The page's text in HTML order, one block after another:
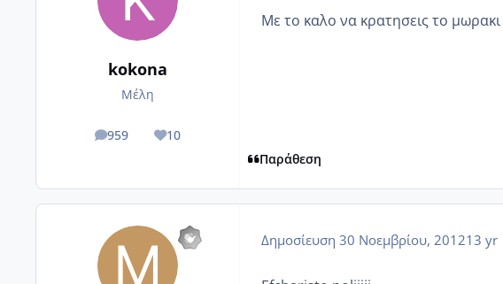
kokona
Μέλη
959
posts 10
Reputation
Με το καλο να κρατησεις το
Παράθεση
Δημοσίευση 30 Νοεμβρίου, 201213 yr